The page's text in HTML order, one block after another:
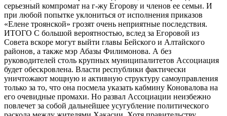
серьезный компромат на г-жу Егорову и членов ее семьи. И
при любой попытке уклониться от исполнения приказов
«Елене троянской» грозят очень неприятные последствия.
ИТОГО С большой вероятностью, вслед за Егоровой из
Совета вскоре могут выйти главы Бейского и Алтайского
районов, а также мэр Абазы Филимонова. А без
руководителей столь крупных муниципалитетов Ассоциация
будет обескровлена. Власти республики фактически
уничтожают мощную и активную структуру самоуправления
только за то, что она посмела указать кабмину Коновалова на
его очевидные промахи. Но развал Ассоциации неизбежно
повлечет за собой дальнейшее усугубление политического